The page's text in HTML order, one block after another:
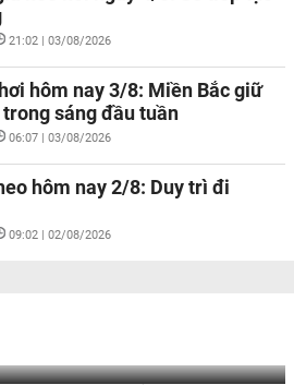
21:02 | 03/08/2026
hôm nay 3/8: Miền Bắc giữ
sáng đầu tuần
06:07 | 03/08/2026
hôm nay 2/8: Duy trì đi
09:02 | 02/08/2026